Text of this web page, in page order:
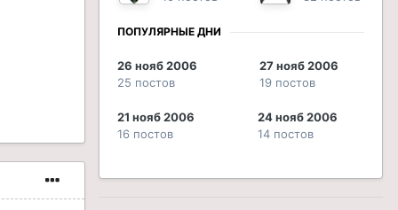
ПОПУЛЯРНЫЕ ДНИ
26 нояб 2006
25 постов
27 нояб 2006
19 постов
21 нояб 2006
16 постов
24 нояб 2006
14 постов